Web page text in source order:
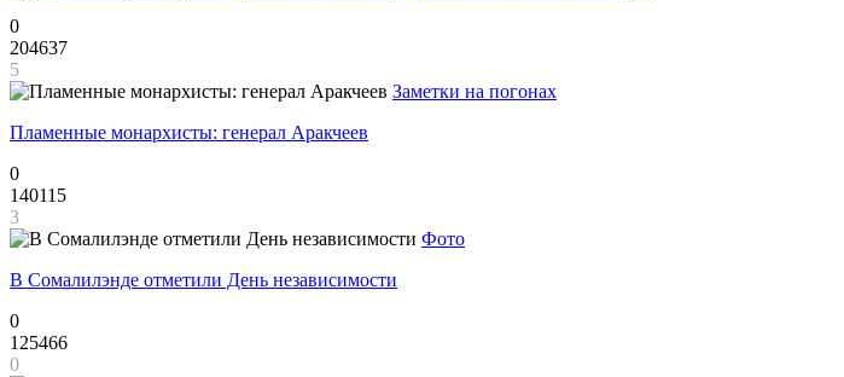
0
204637
5
Заметки на погонах
Пламенные монархисты: генерал Аракчеев
0
140115
3
Фото
В Сомалилэнде отметили День независимости
0
125466
0